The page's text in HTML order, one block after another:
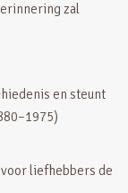
zal
en steunt
liefhebbers de